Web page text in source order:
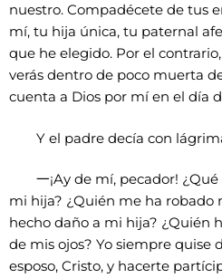
nuestro. Compadécete de tus
mí, tu hija única, tu paternal
que he elegido. Por el
verás dentro de poco muerta
cuenta a Dios por mí en el día
Y el padre decía con
一¡Ay de mí, pecador!
mi hija? ¿Quién me ha robado
hecho daño a mi hija? ¿Quién
de mis ojos? Yo siempre quise
esposo, Cristo, y hacerte